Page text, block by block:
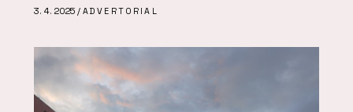
3. 4. 2025 / ADVERTORIAL